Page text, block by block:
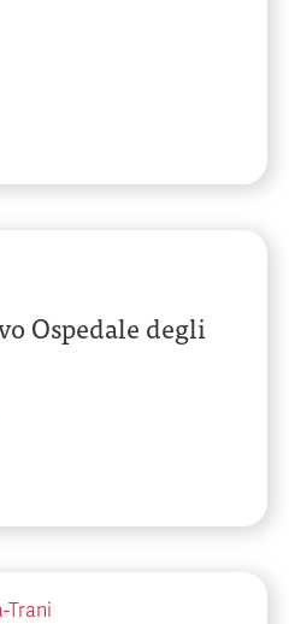
Ospedale degli
Trani